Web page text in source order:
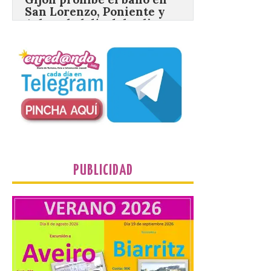
8 Ago 2026
Incide en que el eclipse se
verá desde múltiples
puntos de la ciudad, por lo
que no será necesario
desplazarse y se
recomienda no acudir a Gijón/Xixón en
coche ni usarlo ese día. Los accesos a
la Campa Torres y La […]
La decimonovena
fotografía de León de…
viaje nos llega desde la
plaza de Oriente en
Madrid
8 Ago 2026
PUBLICIDAD